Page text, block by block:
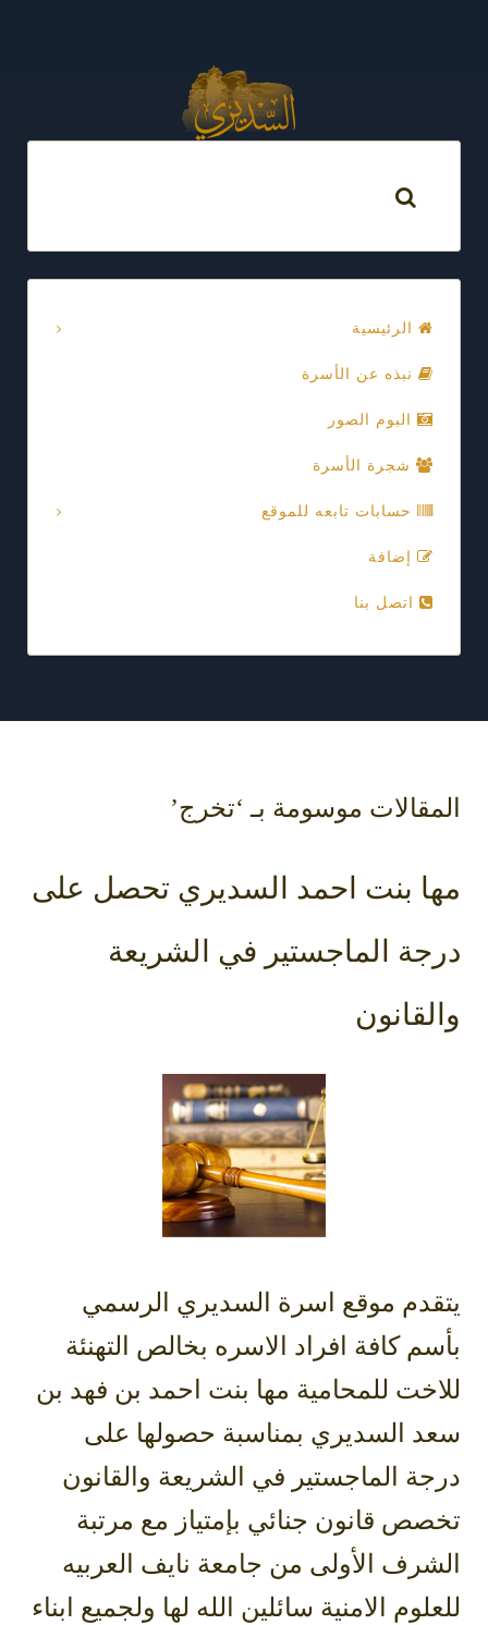
الرئيسية
نبذه عن الأسرة
البوم الصور
شجرة الأسرة
حسابات تابعه للموقع
إضافة
اتصل بنا
المقالات موسومة بـ ‘تخرج’
مها بنت احمد السديري تحصل على
درجة الماجستير في الشريعة
والقانون
يتقدم موقع اسرة السديري الرسمي
بأسم كافة افراد الاسره بخالص التهنئة
للاخت للمحامية مها بنت احمد بن فهد بن
سعد السديري بمناسبة حصولها على
درجة الماجستير في الشريعة والقانون
تخصص قانون جنائي بإمتياز مع مرتبة
الشرف الأولى من جامعة نايف العربيه
للعلوم الامنية سائلين الله لها ولجميع ابناء